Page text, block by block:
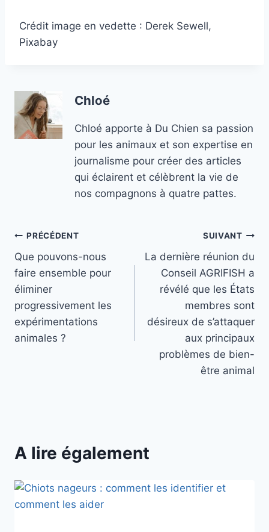
Crédit image en vedette : Derek Sewell,
Pixabay
Chloé
Chloé apporte à Du Chien sa passion
pour les animaux et son expertise en
journalisme pour créer des articles
qui éclairent et célèbrent la vie de
nos compagnons à quatre pattes.
Navigation
de
l’article
PRÉCÉDENT
Que pouvons-nous
faire ensemble pour
éliminer
progressivement les
expérimentations
animales ?
SUIVANT
La dernière réunion du
Conseil AGRIFISH a
révélé que les États
membres sont
désireux de s’attaquer
aux principaux
problèmes de bien-
être animal
A lire également